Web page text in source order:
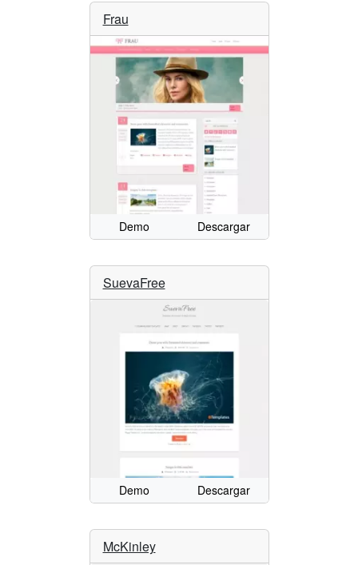
Frau
Demo Descargar
SuevaFree
Demo Descargar
McKinley